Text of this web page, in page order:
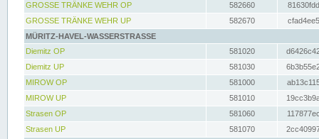
GROSSE TRÄNKE WEHR OP
582660
GROSSE TRÄNKE WEHR UP
582670
MÜRITZ-HAVEL-WASSERSTRASSE
Diemitz OP
581020
Diemitz UP
581030
MIROW OP
581000
MIROW UP
581010
Strasen OP
581060
Strasen UP
581070